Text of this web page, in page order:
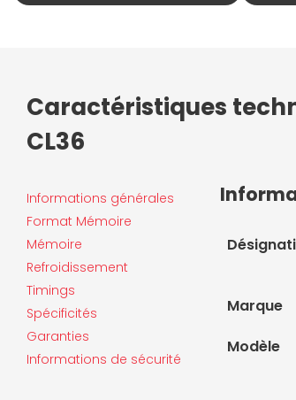
Caractéristiques
CL36
Informations générales
Format Mémoire
Mémoire
Refroidissement
Timings
Spécificités
Garanties
Informations de sécurité
Marque
Modèle